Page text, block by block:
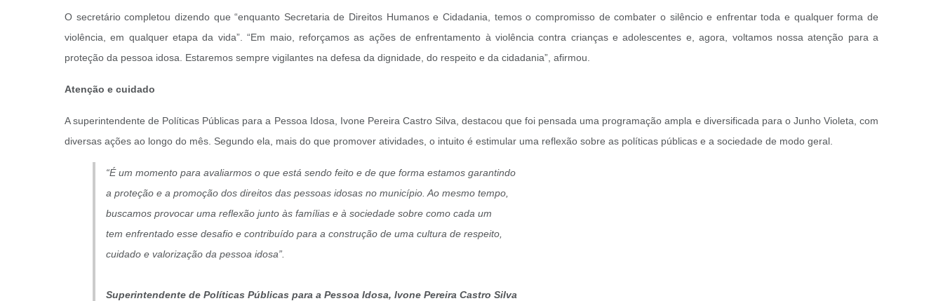
O secretário completou dizendo que “enquanto Secretaria de Direitos Humanos e Cidadania, temos o compromisso de combater o silêncio e enfrentar toda e qualquer forma de
violência, em qualquer etapa da vida”. “Em maio, reforçamos as ações de enfrentamento à violência contra crianças e adolescentes e, agora, voltamos nossa atenção para a
proteção da pessoa idosa. Estaremos sempre vigilantes na defesa da dignidade, do respeito e da cidadania”, afirmou.
Atenção e cuidado
A superintendente de Políticas Públicas para a Pessoa Idosa, Ivone Pereira Castro Silva, destacou que foi pensada uma programação ampla e diversificada para o Junho Violeta, com
diversas ações ao longo do mês. Segundo ela, mais do que promover atividades, o intuito é estimular uma reflexão sobre as políticas públicas e a sociedade de modo geral.
“É um momento para avaliarmos o que está sendo feito e de que forma estamos garantindo
a proteção e a promoção dos direitos das pessoas idosas no município. Ao mesmo tempo,
buscamos provocar uma reflexão junto às famílias e à sociedade sobre como cada um
tem enfrentado esse desafio e contribuído para a construção de uma cultura de respeito,
cuidado e valorização da pessoa idosa”.
Superintendente de Políticas Públicas para a Pessoa Idosa, Ivone Pereira Castro Silva